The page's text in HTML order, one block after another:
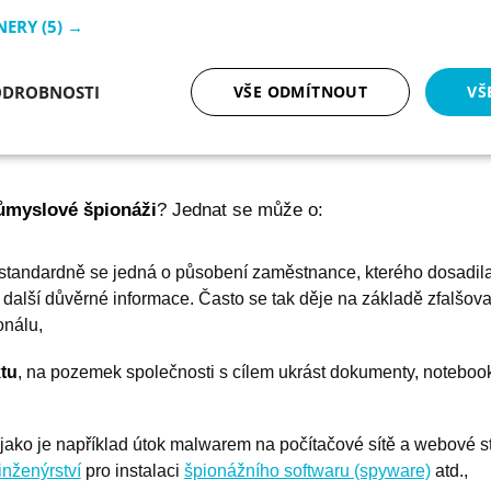
zapojen v podstatě kdokoliv – obchodní tajemství může
ke konkurenci, nebo zaměstnanec, jehož do vaší
také
specializované společnosti nabízející
špionáži? Jednat se může o:
se jedná o působení zaměstnance, kterého
důvěrné informace. Často se tak děje na základě
, na pozemek společnosti s cílem ukrást dokumenty,
je například útok malwarem na počítačové sítě a webové
pro instalaci špionážního softwaru (spyware)atd.,
(5) →
VŠE ODMÍTNOUT
Analytika Marketing
Nezbytně nutné soubory
cookie umožňují základní funkce webových stránek, jako je přihlášení uživatele a
eshop.premocz.eu 1 rok
Sloužící k zapamatování
nepřihlášeného uživatele.